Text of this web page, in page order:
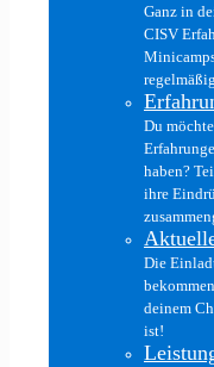
Ganz in
CISV
Du
haben?
ihre
Die
deinem
ist!